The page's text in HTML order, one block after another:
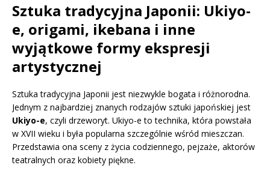
Sztuka tradycyjna Japonii: Ukiyo-
e, origami, ikebana i inne
wyjątkowe formy ekspresji
artystycznej
Sztuka tradycyjna Japonii jest niezwykle bogata i różnorodna.
Jednym z najbardziej znanych rodzajów sztuki japońskiej jest
Ukiyo-e, czyli drzeworyt. Ukiyo-e to technika, która powstała
w XVII wieku i była popularna szczególnie wśród mieszczan.
Przedstawia ona sceny z życia codziennego, pejzaże, aktorów
teatralnych oraz kobiety piękne.